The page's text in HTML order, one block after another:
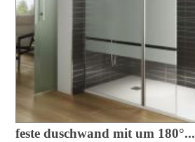
feste duschwand mit um 180°...